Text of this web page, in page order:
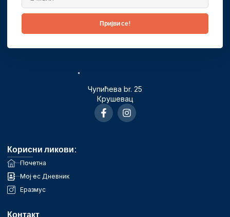
Пријви се!
Чупићева br. 25
Крушевац
Корисни ликови:
Почетна
Мој ес Дневник
Еразмус
Контакт